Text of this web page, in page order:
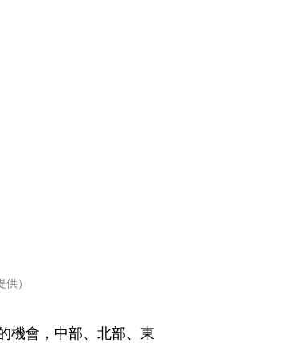
）
機會，中部、北部、東